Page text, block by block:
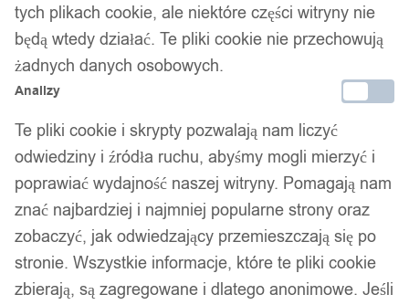
tych plikach cookie, ale niektóre części witryny nie
będą wtedy działać. Te pliki cookie nie przechowują
żadnych danych osobowych.
Analizy
Te pliki cookie i skrypty pozwalają nam liczyć
odwiedziny i źródła ruchu, abyśmy mogli mierzyć i
poprawiać wydajność naszej witryny. Pomagają nam
znać najbardziej i najmniej popularne strony oraz
zobaczyć, jak odwiedzający przemieszczają się po
stronie. Wszystkie informacje, które te pliki cookie
zbierają, są zagregowane i dlatego anonimowe. Jeśli